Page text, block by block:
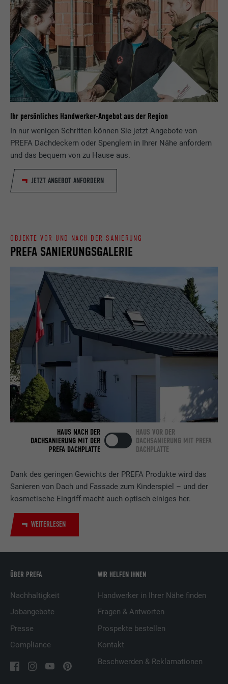
Ihr persönliches Handwerker-Angebot aus der Region
In nur wenigen Schritten können Sie jetzt Angebote von
PREFA Dachdeckern oder Spenglern in Ihrer Nähe anfordern
und das bequem von zu Hause aus.
JETZT ANGEBOT ANFORDERN
Dank des geringen Gewichts der PREFA Produkte wird das
Sanieren von Dach und Fassade zum Kinderspiel – und der
kosmetische Eingriff macht auch optisch einiges her.
WEITERLESEN
PREFA SANIERUNGSGALERIE
OBJEKTE VOR UND NACH DER SANIERUNG
HAUS NACH DER
DACHSANIERUNG MIT DER
PREFA DACHPLATTE
HAUS VOR DER
DACHSANIERUNG MIT PREFA
DACHPLATTE
ÜBER PREFA
Nachhaltigkeit
Jobangebote
Presse
Compliance
WIR HELFEN IHNEN
Handwerker in Ihrer Nähe finden
Fragen & Antworten
Prospekte bestellen
Kontakt
Beschwerden & Reklamationen
Zweck
Registriert eine eindeutige ID, die verwendet
wird, um statistische Daten dazu, wieder
Besucher die Website nutzt, zu generieren.
Name _gaexp
Anbieter Google Optimize
Wird testweise gesetzt, um zu prüfen, ob
der Browser das Setzen von Cookies
erlaubt. Enthält keine
Identifikationsmerkmale.
Name lang
Anbieter ads.linkedin.com
Laufzeit Sitzung
Zweck
Speichert die vom Benutzer ausgewählte
Sprach version einer Webseite.
Name lang
Anbieter LinkedIn
Laufzeit Sitzung
Name bcookie
Anbieter LinkedIn
Laufzeit 2 Jahre
Zweck
Verwendet vom Social-Networking-Dienst
LinkedIn für die Verfolgung der
Verwendung von eingebetteten
Dienstleistungen.
Name bscookie
Anbieter LinkedIn
Laufzeit 2 Jahre
Zweck
LinkedIn für die Verfolgung der
Verwendung von eingebetteten
Dienstleistungen.
Anbieter LinkedIn
Laufzeit
Wird verwendet, um Besucher auf
mehreren Webseiten zu verfolgen, um
Präferenzen des Besuchers zu
präsentieren.